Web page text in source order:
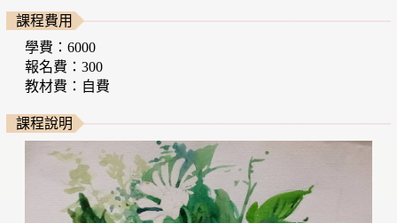
課程費用
學費：6000
報名費：300
教材費：自費
課程說明